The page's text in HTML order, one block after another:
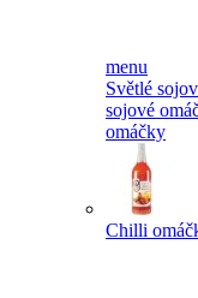
menu
Světlé
sojové
omáčky
Chilli